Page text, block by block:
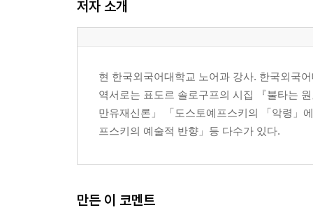
저자 소개
현 한국외국어대학교 노어과 강사. 한국외국
역서로는 표도르 솔로구프의 시집 『불타는
만유재신론」 「도스토예프스키의 「악령」
프스키의 예술적 반향」등 다수가 있다.
만든 이 코멘트